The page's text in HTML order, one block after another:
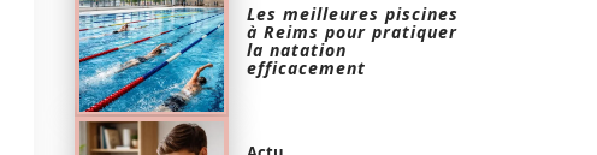
Les meilleures piscines
à Reims pour pratiquer
la natation
efficacement